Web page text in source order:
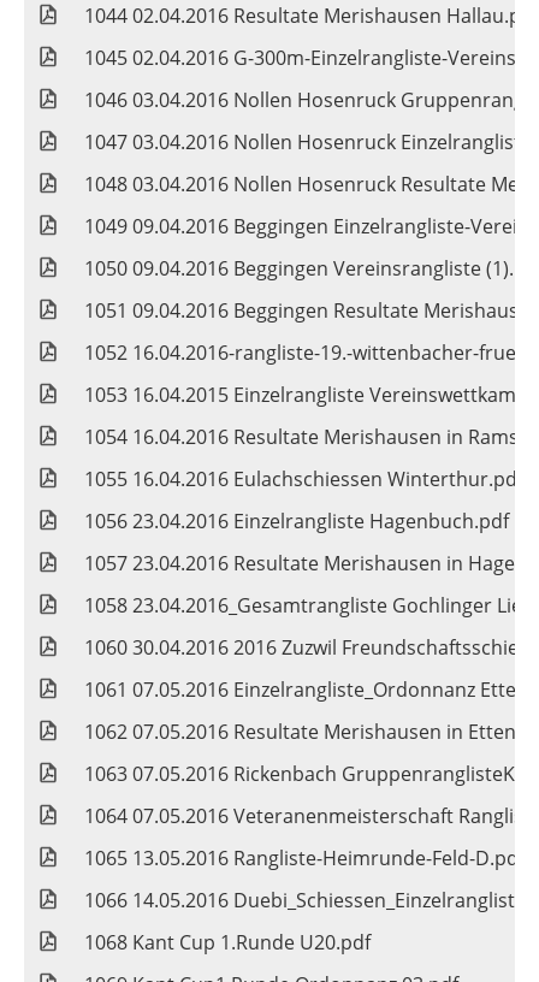
1044 02.04.2016 Resultate Merishausen Hallau.pdf
1045 02.04.2016 G-300m-Einzelrangliste-
1046 03.04.2016 Nollen Hosenruck
1047 03.04.2016 Nollen Hosenruck
1048 03.04.2016 Nollen Hosenruck Resultate
1049 09.04.2016 Beggingen Einzelrangliste-
1050 09.04.2016 Beggingen Vereinsrangliste
1051 09.04.2016 Beggingen Resultate
1052 16.04.2016-rangliste-19.-wittenbacher-
1053 16.04.2015 Einzelrangliste
1054 16.04.2016 Resultate Merishausen in
1055 16.04.2016 Eulachschiessen Winterthur.pdf
1056 23.04.2016 Einzelrangliste Hagenbuch.pdf
1057 23.04.2016 Resultate Merishausen in
1058 23.04.2016_Gesamtrangliste Gochlinger
1060 30.04.2016 2016 Zuzwil
1061 07.05.2016 Einzelrangliste_Ordonnanz
1062 07.05.2016 Resultate Merishausen in
1063 07.05.2016 Rickenbach
1064 07.05.2016 Veteranenmeisterschaft
1065 13.05.2016 Rangliste-Heimrunde-Feld-D.pdf
1066 14.05.2016
1068 Kant Cup 1.Runde U20.pdf